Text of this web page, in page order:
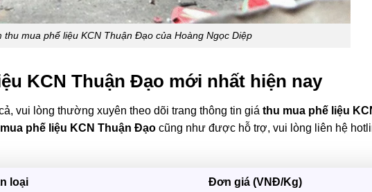
thu mua phế liệu KCN Thuận Đạo của Hoàng Ngọc Diệp
KCN Thuận Đạo mới nhất hiện nay
vui lòng thường xuyên theo dõi trang thông tin giáthu mua phế liệu
phế liệu KCN Thuận Đạo cũng như được hỗ trợ, vui lòng liên hệ
loại Đơn giá (VNĐ/Kg)